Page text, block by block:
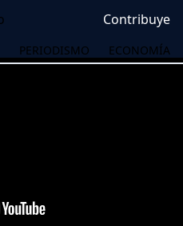
Contribuye
PERIODISMO ECONOMÍA